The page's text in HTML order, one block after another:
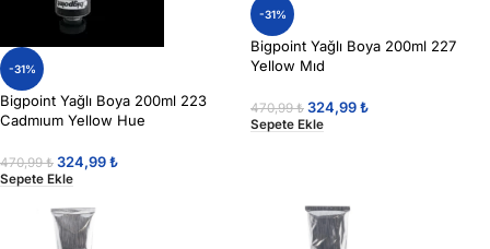
-31%
Bigpoint Yağlı Boya 200ml 223
Cadmıum Yellow Hue
470,99₺ 324,99₺
Sepete Ekle
-31%
Bigpoint Yağlı Boya 200ml 227
Yellow Mıd
470,99₺ 324,99₺
Sepete Ekle